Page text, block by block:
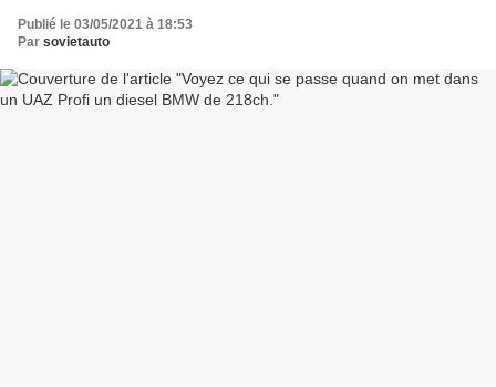
Publié le 03/05/2021 à 18:53
Par sovietauto